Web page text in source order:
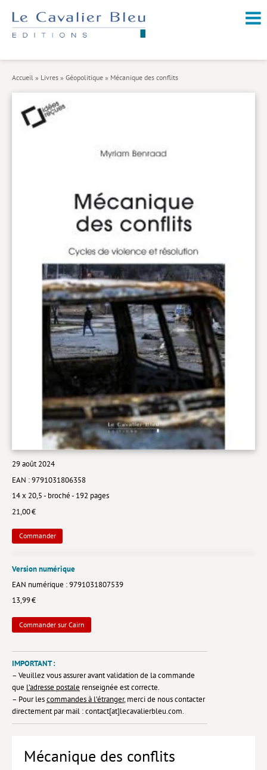
CATALOGUE
Géopolitique
Nature et environnement
Religions
Santé et médecine
Sciences
Livres poche
Index général des titres
>> Livres numériques <<
COLLECTIONS
Comment je suis devenu
Convergences
eDDen
Espèces
>> Livres numériques <<
AUTEURS
CORPORATE
Accueil » Livres » Géopolitique » Mécanique des conflits
29 août 2024
EAN : 9791031806358
14 x 20,5 - broché - 192 pages
21,00 €
Commander
Version numérique
EAN numérique : 9791031807539
13,99 €
Commander sur Cairn
IMPORTANT :
– Veuillez vous assurer avant validation de la commande
que l’adresse postale renseignée est correcte.
– Pour lescommandes à l’étranger, merci de nous contacter
directement par mail : contact[at]lecavalierbleu.com.
Mécanique des conflits